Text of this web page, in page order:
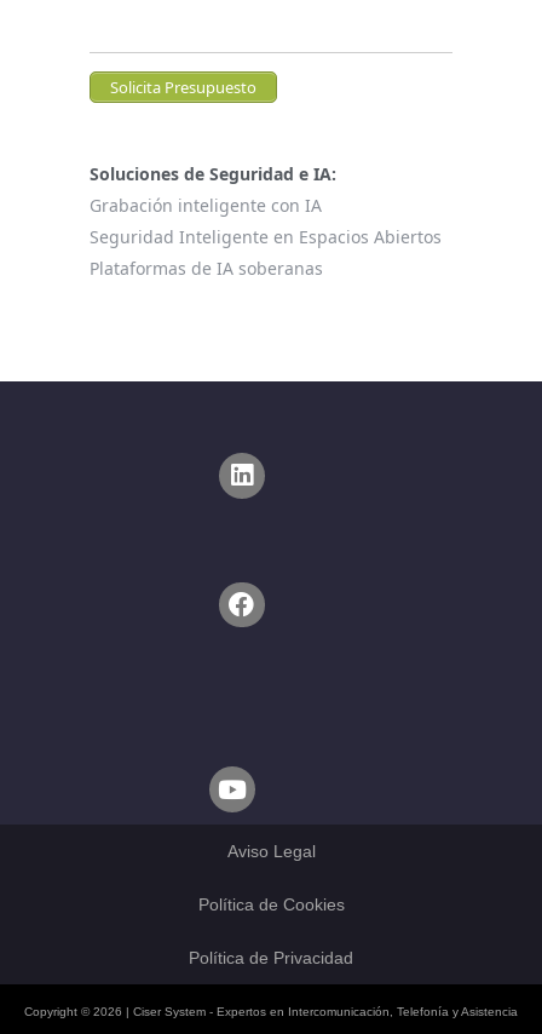
Solicita Presupuesto
Soluciones de Seguridad e IA:
Grabación inteligente con IA
Seguridad Inteligente en Espacios Abiertos
Plataformas de IA soberanas
Aviso Legal
Política de Cookies
Política de Privacidad
Copyright © 2026 | Ciser System - Expertos en Intercomunicación, Telefonía y Asistencia